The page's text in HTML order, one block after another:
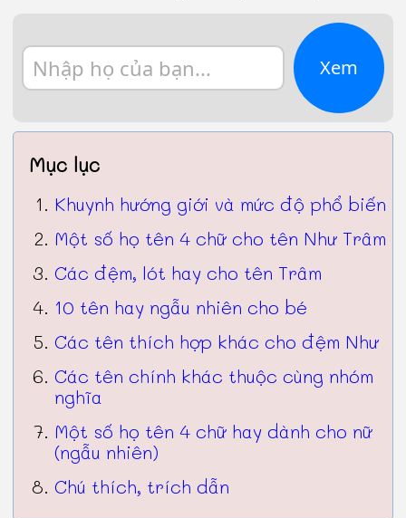
Xem
Mục lục
Khuynh hướng giới và mức độ phổ biến
Một số họ tên 4 chữ cho tên Như Trâm
Các đệm, lót hay cho tên Trâm
10 tên hay ngẫu nhiên cho bé
Các tên thích hợp khác cho đệm Như
Các tên chính khác thuộc cùng nhóm
nghĩa
Một số họ tên 4 chữ hay dành cho nữ
(ngẫu nhiên)
Chú thích, trích dẫn